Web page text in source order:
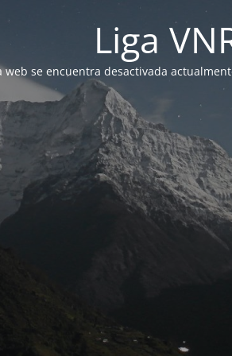
Liga
web se encuentra desactivada